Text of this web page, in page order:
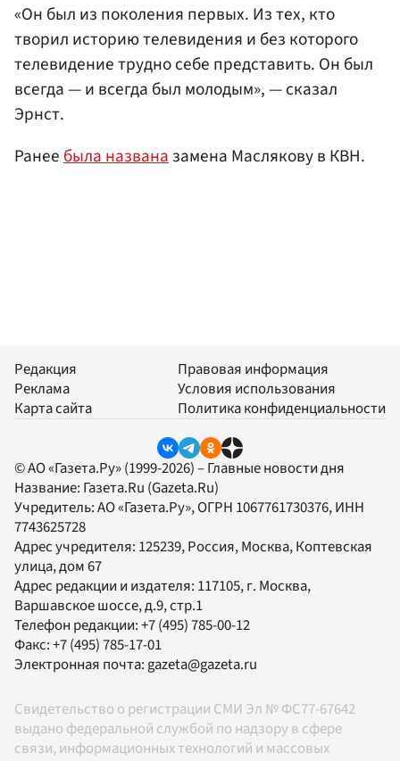
«Он был из поколения первых. Из тех, кто
творил историю телевидения и без которого
телевидение трудно себе представить. Он был
всегда — и всегда был молодым», — сказал
Эрнст.
Ранеебыла названазамена Маслякову в КВН.
Редакция
Реклама
Карта сайта
Правовая информация
Условия использования
Политика конфиденциальности
© АО «Газета.Ру» (1999-2026) – Главные новости дня
Название: Газета.Ru (Gazeta.Ru)
Учредитель:АО «Газета.Ру», ОГРН 1067761730376, ИНН
7743625728
Адрес учредителя: 125239, Россия, Москва, Коптевская
улица, дом 67
Адрес редакции и издателя: 117105, г. Москва,
Варшавское шоссе, д.9, стр.1
Телефон редакции:+7 (495) 785-00-12
Факс:+7 (495) 785-17-01
Электронная почта: gazeta@gazeta.ru
Свидетельство о регистрации СМИ Эл № ФС77-67642
выдано федеральной службой по надзору в сфере
связи, информационных технологий и массовых